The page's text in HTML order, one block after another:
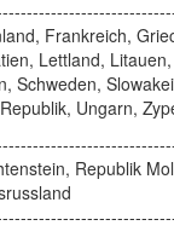
Frankreich,
Lettland, Litauen,
Schweden,
Ungarn,
Republik